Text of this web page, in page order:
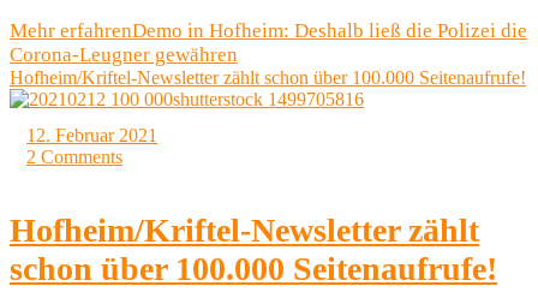
Mehr erfahrenDemo in Hofheim: Deshalb ließ die Polizei die
Corona-Leugner gewähren
Hofheim/Kriftel-Newsletter zählt schon über 100.000 Seitenaufrufe!
12. Februar 2021
2 Comments
Hofheim/Kriftel-Newsletter zählt
schon über 100.000 Seitenaufrufe!